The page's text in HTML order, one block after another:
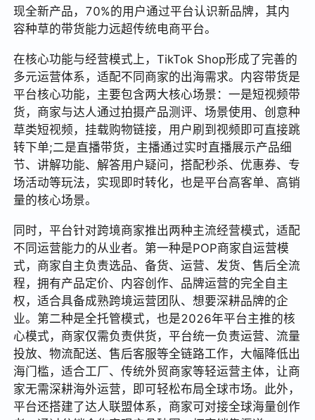
现全新产品，70%的用户通过平台认识新品牌，其内
容种草的带货能力远超传统电商平台。
在核心功能与经营模式上，TikTok Shop形成了完善的
多元运营体系，适配不同商家的出海需求。内容带货是
平台核心功能，主要包含两大核心场景：一是短视频带
货，商家与达人通过拍摄产品测评、场景使用、创意种
草类短视频，挂载购物链接，用户刷到视频即可直接跳
转下单;二是直播带货，主播通过实时直播展示产品细
节、讲解功能、解答用户疑问，搭配秒杀、优惠券、专
场活动等玩法，实现即时转化，也是平台高客单、高销
量的核心场景。
同时，平台针对跨境商家推出两种主流经营模式，适配
不同运营能力的从业者。第一种是POP商家自运营模
式，商家自主负责选品、备货、运营、发货、售后全流
程，拥有产品定价、内容创作、品牌运营的完全自主
权，适合具备成熟跨境运营团队、想要深耕品牌的企
业。第二种是全托管模式，也是2026年平台主推的核
心模式，商家仅需负责供货，平台统一负责运营、流量
投放、物流配送、售后客服等全链路工作，大幅降低出
海门槛，适合工厂、传统外贸商家等轻运营主体，让商
家无需深耕海外运营，即可轻松布局全球市场。此外，
平台还搭建了达人联盟体系，商家可对接全球海量创作